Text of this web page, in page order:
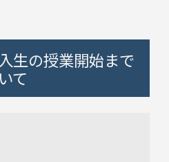
生の授業開始まで
て